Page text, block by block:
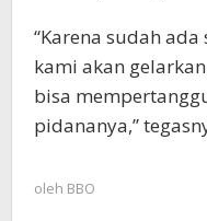
“Karena sudah
kami akan
bisa
pidananya,”
oleh BBO